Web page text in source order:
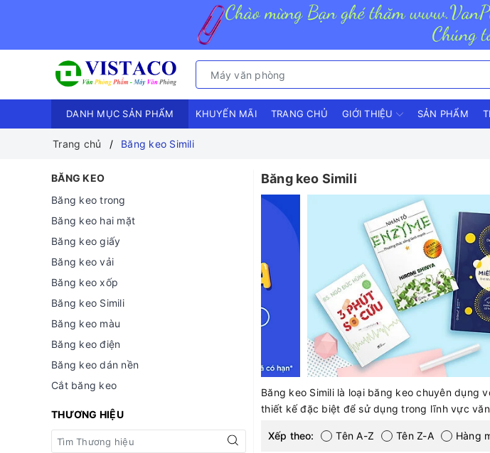
DANH MỤC SẢN PHẨM KHUYẾN MÃI TRANG CHỦ GIỚI THIỆU SẢN PHẨM
Trang chủ Băng keo Simili
BĂNG KEO
Băng keo trong
Băng keo hai mặt
Băng keo giấy
Băng keo vải
Băng keo xốp
Băng keo Simili
Băng keo màu
Băng keo điện
Băng keo dán nền
Cắt băng keo
THƯƠNG HIỆU
Băng keo Simili
Băng keo Simili là loại băng keo chuyên dụng
thiết kế đặc biệt để sử dụng trong lĩnh vực
Xếp theo: Tên A-Z Tên Z-A Hàng